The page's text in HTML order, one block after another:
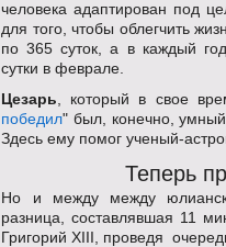
человека адаптирован под
для того, чтобы облегчить
по 365 суток, а в каждый
сутки в феврале.
Цезарь , который в свое
победил" был, конечно,
Здесь ему помог ученый-
Теперь
Но и между между
разница, составлявшая 11
Григорий XIII, проведя